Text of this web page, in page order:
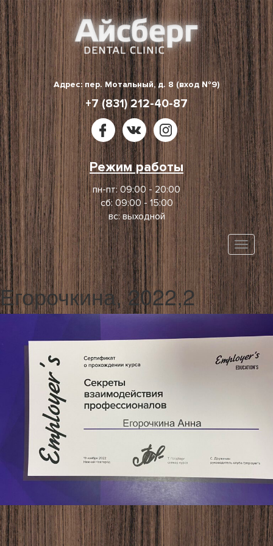
Skip
to
content
Адрес: пер. Мотальный, д. 8 (вход №9)
+7 (831) 212-40-87
Режим работы
пн-пт: 09:00 - 20:00
сб: 09:00 - 15:00
вс: выходной
Toggle
Егорочкина, 2022,2